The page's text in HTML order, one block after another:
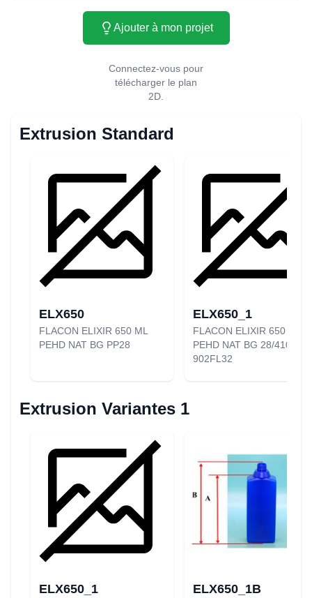
Ajouter à mon projet
Connectez-vous pour
télécharger le plan
2D.
Extrusion Standard
ELX650
FLACON ELIXIR 650 ML
PEHD NAT BG PP28
ELX650_1
FLACON ELIXIR 650 ML
PEHD NAT BG 28/410
902FL32
Extrusion Variantes 1
ELX650_1 ELX650_1B